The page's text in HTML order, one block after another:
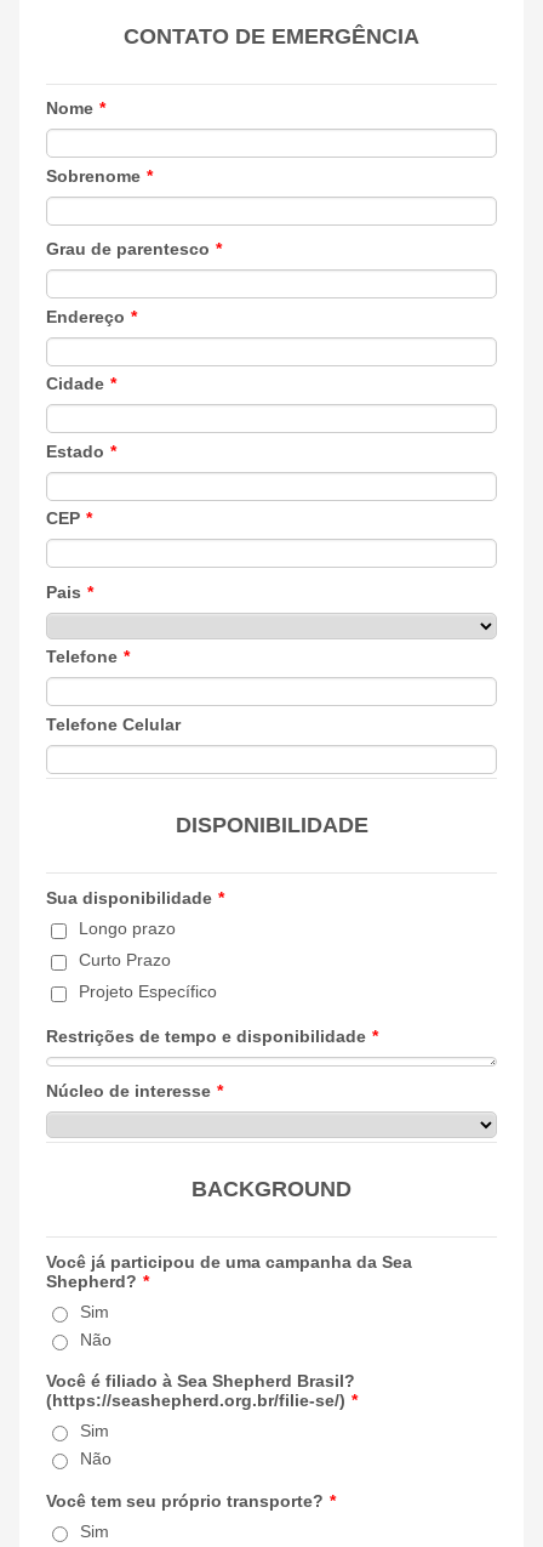
CONTATO DE EMERGÊNCIA
Nome *
Sobrenome *
Grau de parentesco *
Endereço *
Cidade *
Estado *
CEP *
Pais *
Telefone *
Telefone Celular
DISPONIBILIDADE
Sua disponibilidade *
Longo prazo
Curto Prazo
Projeto Específico
Restrições de tempo e disponibilidade *
Núcleo de interesse *
BACKGROUND
Você já participou de uma campanha da Sea
Shepherd? *
Sim
Não
Você é filiado à Sea Shepherd Brasil?
(https://seashepherd.org.br/filie-se/) *
Sim
Não
Você tem seu próprio transporte? *
Sim